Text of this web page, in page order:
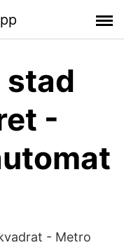
stad
-
- Metro